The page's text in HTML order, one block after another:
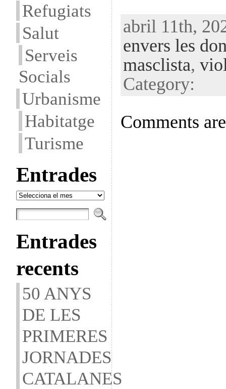
Refugiats
Salut
Serveis
Socials
Urbanisme
Habitatge
Turisme
Entrades
Entrades
Entrades
recents
50 ANYS
DE LES
PRIMERES
JORNADES
CATALANES
abril 11th,
envers les
masclista,
Category:
Comments